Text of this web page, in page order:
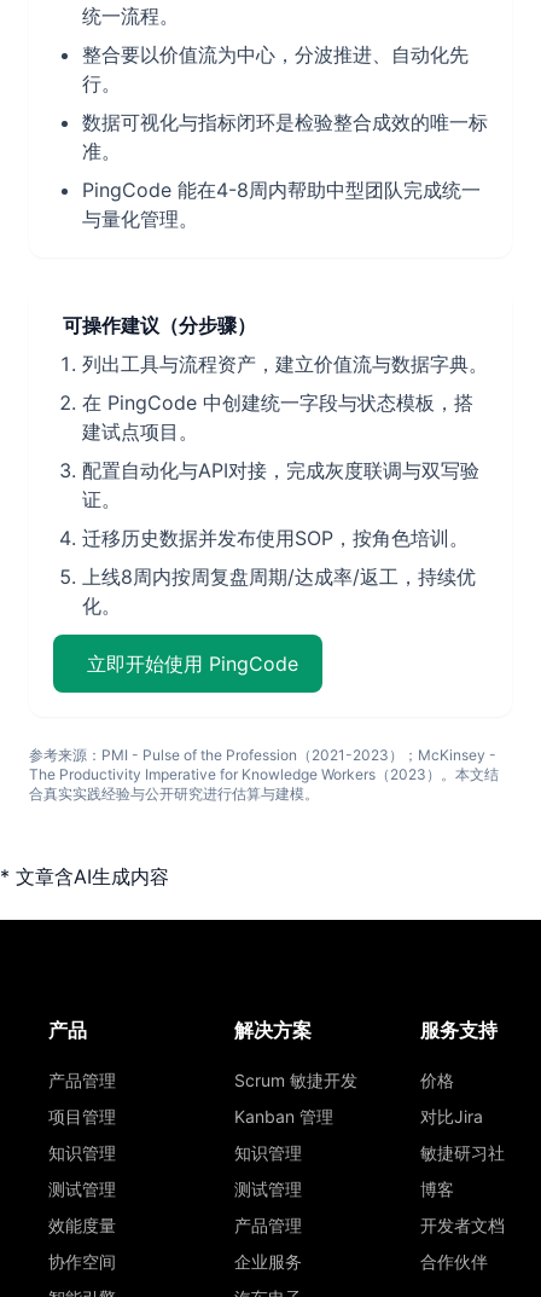
统一流程。
整合要以价值流为中心，分波推进、自动化先
行。
数据可视化与指标闭环是检验整合成效的唯一标
准。
PingCode 能在4-8周内帮助中型团队完成统一
与量化管理。
可操作建议（分步骤）
列出工具与流程资产，建立价值流与数据字典。
在 PingCode 中创建统一字段与状态模板，搭
建试点项目。
配置自动化与API对接，完成灰度联调与双写验
证。
迁移历史数据并发布使用SOP，按角色培训。
上线8周内按周复盘周期/达成率/返工，持续优
化。
立即开始使用 PingCode
参考来源：PMI - Pulse of the Profession（2021-2023）；McKinsey -
The Productivity Imperative for Knowledge Workers（2023）。本文结
合真实实践经验与公开研究进行估算与建模。
* 文章含AI生成内容
产品
产品管理
项目管理
知识管理
测试管理
效能度量
协作空间
解决方案
Scrum 敏捷开发
Kanban 管理
知识管理
测试管理
产品管理
企业服务
服务支持
价格
对比Jira
敏捷研习社
博客
开发者文档
合作伙伴